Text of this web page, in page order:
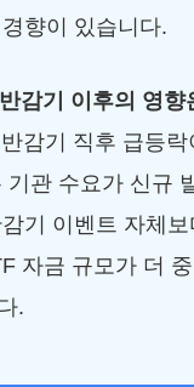
향이 있습니다.
감기 이후의 영향
감기 직후 급등락
기관 수요가 신규
기 이벤트 자체보
자금 규모가 더
.